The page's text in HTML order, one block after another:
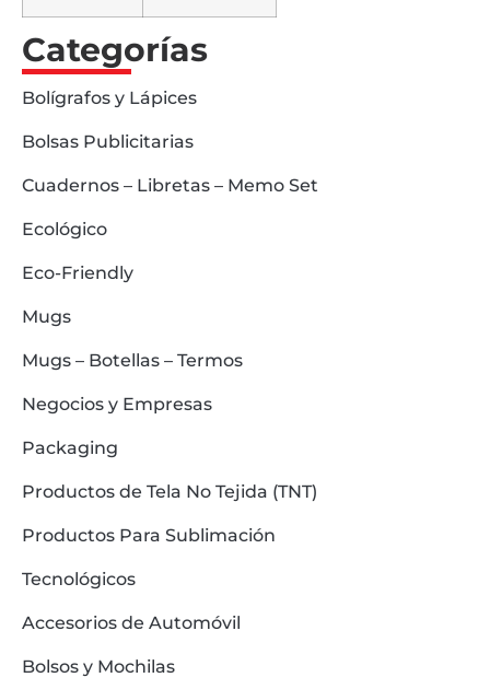
Categorías
Bolígrafos y Lápices
Bolsas Publicitarias
Cuadernos – Libretas – Memo Set
Ecológico
Eco-Friendly
Mugs
Mugs – Botellas – Termos
Negocios y Empresas
Packaging
Productos de Tela No Tejida (TNT)
Productos Para Sublimación
Tecnológicos
Accesorios de Automóvil
Bolsos y Mochilas